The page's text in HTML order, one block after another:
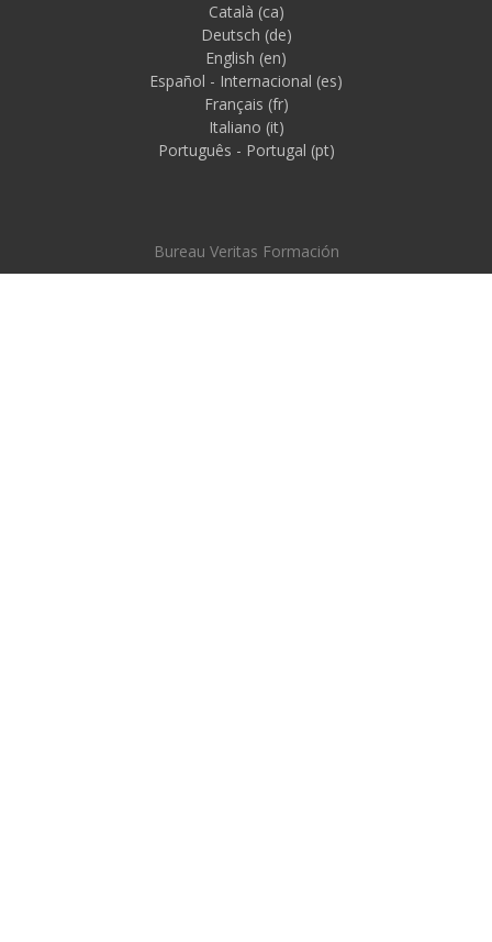
Català ‎(ca)‎
Deutsch ‎(de)‎
English ‎(en)‎
Español - Internacional ‎(es)‎
Français ‎(fr)‎
Italiano ‎(it)‎
Português - Portugal ‎(pt)‎
Bureau Veritas Formación